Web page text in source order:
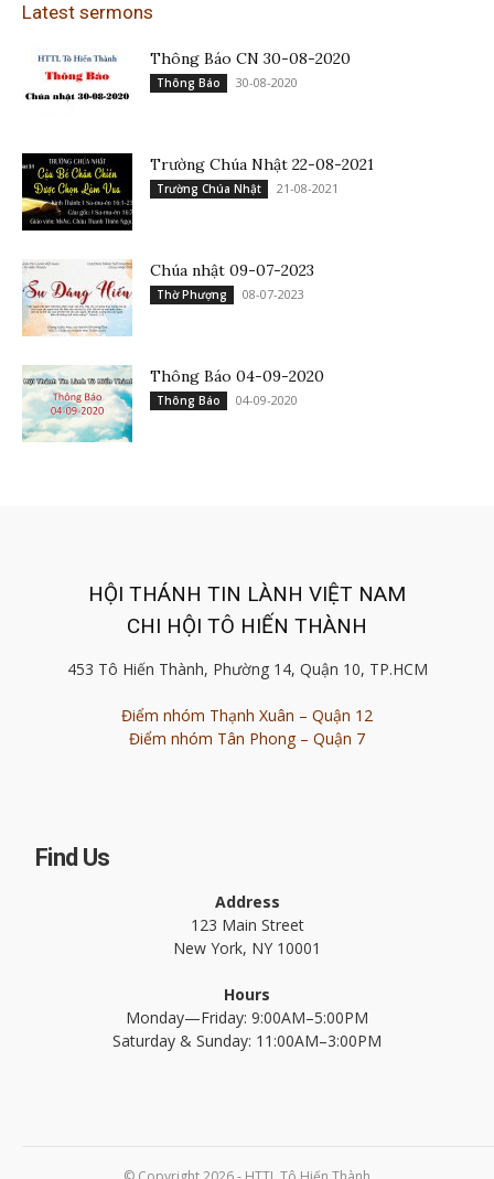
Latest sermons
Thông Báo CN 30-08-2020
Thông Báo 30-08-2020
Trường Chúa Nhật 22-08-2021
Trường Chúa Nhật 21-08-2021
Chúa nhật 09-07-2023
Thờ Phượng 08-07-2023
Thông Báo 04-09-2020
Thông Báo 04-09-2020
HỘI THÁNH TIN LÀNH VIỆT NAM
CHI HỘI TÔ HIẾN THÀNH
453 Tô Hiến Thành, Phường 14, Quận 10, TP.HCM
Điểm nhóm Thạnh Xuân – Quận 12
Điểm nhóm Tân Phong – Quận 7
Find Us
Address
123 Main Street
New York, NY 10001
Hours
Monday—Friday: 9:00AM–5:00PM
Saturday & Sunday: 11:00AM–3:00PM